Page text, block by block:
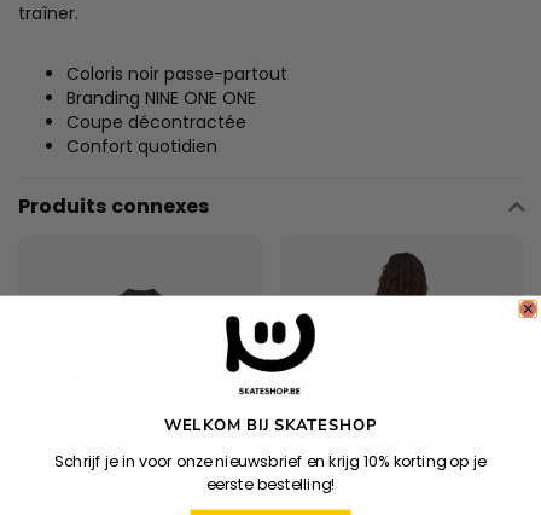
traîner.
Coloris noir passe-partout
Branding NINE ONE ONE
Coupe décontractée
Confort quotidien
Produits connexes
WELKOM BIJ SKATESHOP
Schrijf je in voor onze nieuwsbrief en krijg 10% korting op je
eerste bestelling!